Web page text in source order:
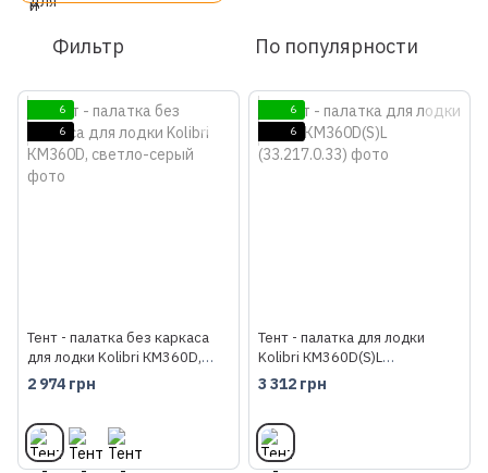
Фильтр По популярности
6
6
Тент - палатка без каркаса
для лодки Kolibri КM360D,
светло-серый
2 974 грн
6
6
Тент - палатка для лодки
Kolibri КМ360D(S)L
(33.217.0.33)
3 312 грн